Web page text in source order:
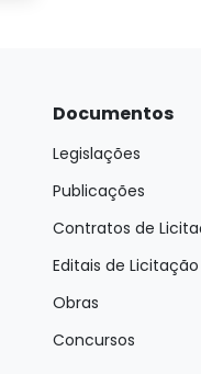
Documentos
Legislações
Publicações
Contratos de
Editais de Licitação
Obras
Concursos